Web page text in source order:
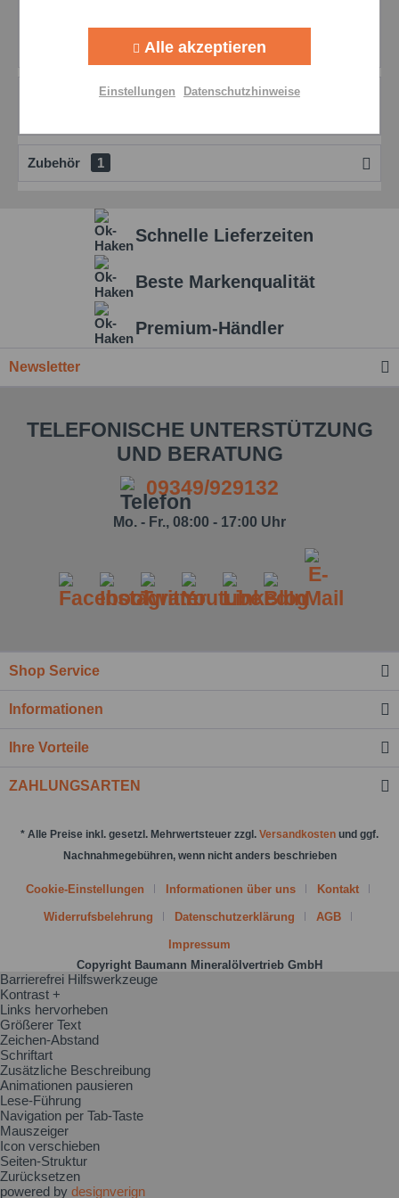
Ich habe die
Felder mit * sind Pflichtfelder.
Nachricht senden
diesen Molyduval Orgon OPV ist eine...
Bewertungen
0
Zubehör 1
Schnelle Lieferzeiten
Beste Markenqualität
Premium-Händler
Newsletter
TELEFONISCHE UNTERSTÜTZUNG
UND BERATUNG
09349/929132
Mo. - Fr., 08:00 - 17:00 Uhr
Shop Service
Informationen
Ihre Vorteile
ZAHLUNGSARTEN
* Alle Preise inkl. gesetzl. Mehrwertsteuer zzgl. Versandkosten und ggf.
Nachnahmegebühren, wenn nicht anders beschrieben
Cookie-Einstellungen Informationen über uns Kontakt
Widerrufsbelehrung Datenschutzerklärung AGB
Impressum
Copyright Baumann Mineralölvertrieb GmbH
Personalisierung Aktiv
Alle akzeptieren
Einstellungen Datenschutzhinweise
Barrierefrei Hilfswerkzeuge
Kontrast +
Links hervorheben
Größerer Text
Zeichen-Abstand
Schriftart
Zusätzliche Beschreibung
Animationen pausieren
Lese-Führung
Navigation per Tab-Taste
Mauszeiger
Icon verschieben
Seiten-Struktur
Zurücksetzen
powered by designverign